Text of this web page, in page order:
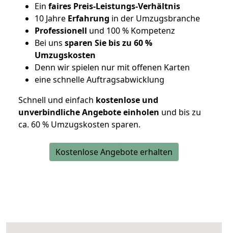
Ein faires Preis-Leistungs-Verhältnis
10 Jahre Erfahrung in der Umzugsbranche
Professionell und 100 % Kompetenz
Bei uns sparen Sie bis zu 60 %
Umzugskosten
Denn wir spielen nur mit offenen Karten
eine schnelle Auftragsabwicklung
Schnell und einfach kostenlose und
unverbindliche Angebote einholen und bis zu
ca. 60 % Umzugskosten sparen.
Kostenlose Angebote erhalten